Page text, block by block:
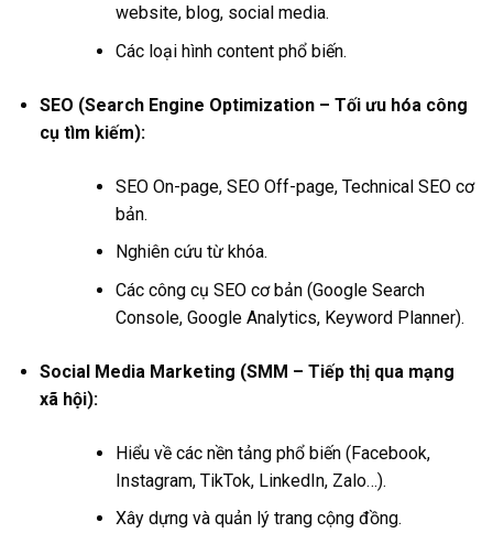
website, blog, social media.
Các loại hình content phổ biến.
SEO (Search Engine Optimization – Tối ưu hóa công
cụ tìm kiếm):
SEO On-page, SEO Off-page, Technical SEO cơ
bản.
Nghiên cứu từ khóa.
Các công cụ SEO cơ bản (Google Search
Console, Google Analytics, Keyword Planner).
Social Media Marketing (SMM – Tiếp thị qua mạng
xã hội):
Hiểu về các nền tảng phổ biến (Facebook,
Instagram, TikTok, LinkedIn, Zalo…).
Xây dựng và quản lý trang cộng đồng.